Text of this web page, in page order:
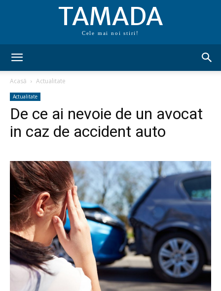
TAMADA
Cele mai noi stiri!
Acasă Actualitate
Actualitate
De ce ai nevoie de un avocat
in caz de accident auto